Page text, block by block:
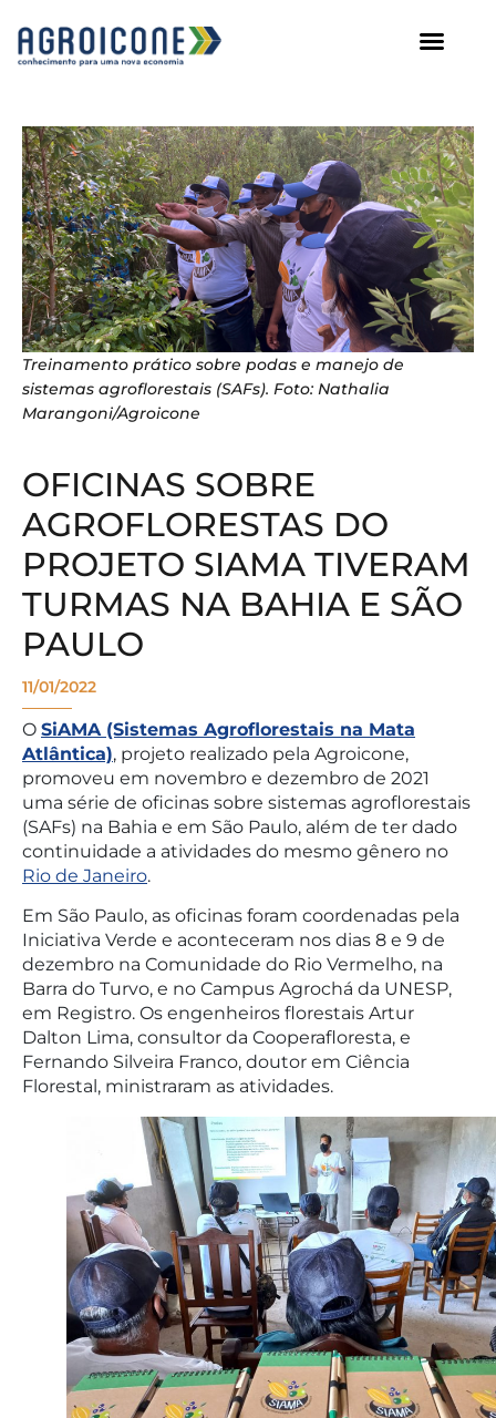
Treinamento prático sobre podas e manejo de
sistemas agroflorestais (SAFs). Foto: Nathalia
Marangoni/Agroicone
OFICINAS SOBRE
AGROFLORESTAS DO
PROJETO SIAMA TIVERAM
TURMAS NA BAHIA E SÃO
PAULO
11/01/2022
O SiAMA (Sistemas Agroflorestais na Mata
Atlântica), projeto realizado pela Agroicone,
promoveu em novembro e dezembro de 2021
uma série de oficinas sobre sistemas agroflorestais
(SAFs) na Bahia e em São Paulo, além de ter dado
continuidade a atividades do mesmo gênero no
Rio de Janeiro.
Em São Paulo, as oficinas foram coordenadas pela
Iniciativa Verde e aconteceram nos dias 8 e 9 de
dezembro na Comunidade do Rio Vermelho, na
Barra do Turvo, e no Campus Agrochá da UNESP,
em Registro. Os engenheiros florestais Artur
Dalton Lima, consultor da Cooperafloresta, e
Fernando Silveira Franco, doutor em Ciência
Florestal, ministraram as atividades.